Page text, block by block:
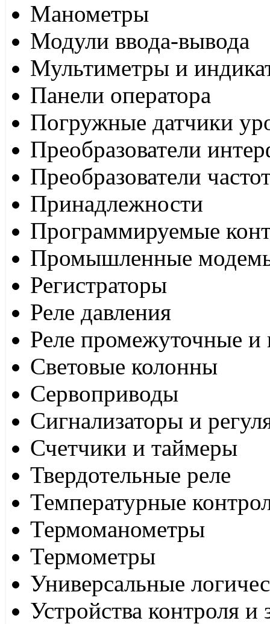
Манометры
Модули ввода-вывода
Мультиметры и
Панели оператора
Погружные датчики
Преобразователи
Преобразователи
Принадлежности
Программируемые
Промышленные
Регистраторы
Реле давления
Реле промежуточные и
Световые колонны
Сервоприводы
Сигнализаторы и
Счетчики и таймеры
Твердотельные реле
Температурные
Термоманометры
Термометры
Универсальные
Устройства контроля